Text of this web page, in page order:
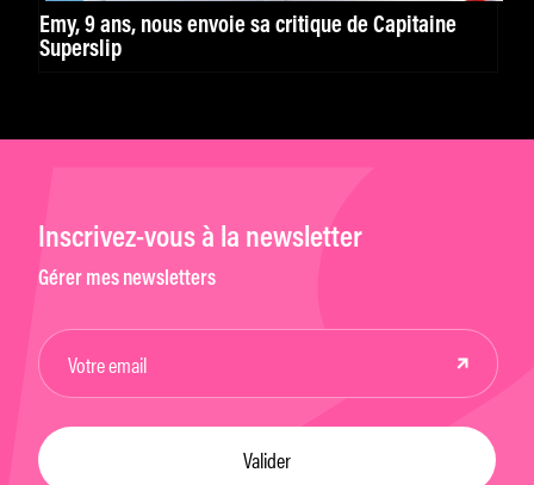
Emy, 9 ans, nous envoie sa critique de Capitaine
Superslip
Inscrivez-vous à la newsletter
Gérer mes newsletters